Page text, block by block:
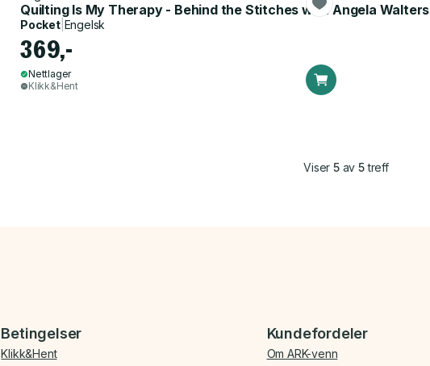
Quilting Is My Therapy - Behind the Stitches with Angela Walters
Pocket| Engelsk
369,-
Nettlager
Klikk&Hent
Viser5av 5treff
Betingelser
Klikk&Hent
Kundefordeler
Om ARK-venn